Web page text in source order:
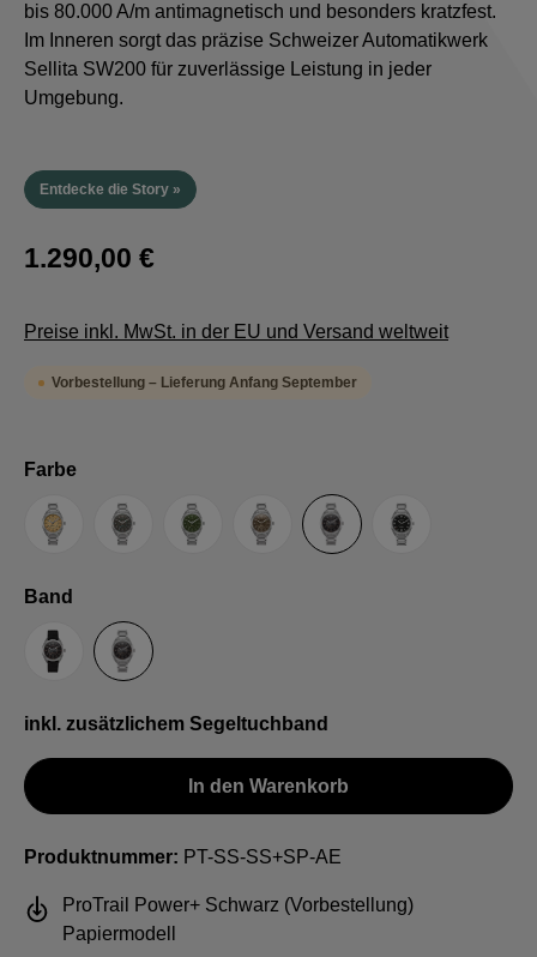
bis 80.000 A/m antimagnetisch und besonders kratzfest.
Im Inneren sorgt das präzise Schweizer Automatikwerk
Sellita SW200 für zuverlässige Leistung in jeder
Umgebung.
Entdecke die Story »
1.290,00 €
Preise inkl. MwSt. in der EU und Versand weltweit
Vorbestellung – Lieferung Anfang September
Farbeauswählen
Sand Grau Grün Umbra SchwarzTRTS SE
Band
Segeltuch-Band
Stahlband
inkl. zusätzlichem Segeltuchband
In den Warenkorb
Produktnummer: PT-SS-SS+SP-AE
ProTrail Power+ Schwarz (Vorbestellung)
Papiermodell